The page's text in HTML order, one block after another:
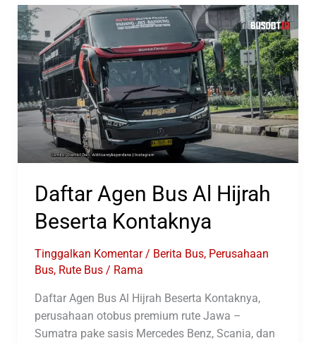
Daftar Agen Bus Al Hijrah
Beserta Kontaknya
Tinggalkan Komentar / Berita Bus, Perusahaan
Bus, Rute Bus/ Rama
Daftar Agen Bus Al Hijrah Beserta Kontaknya,
perusahaan otobus premium rute Jawa –
Sumatra pake sasis Mercedes Benz, Scania, dan